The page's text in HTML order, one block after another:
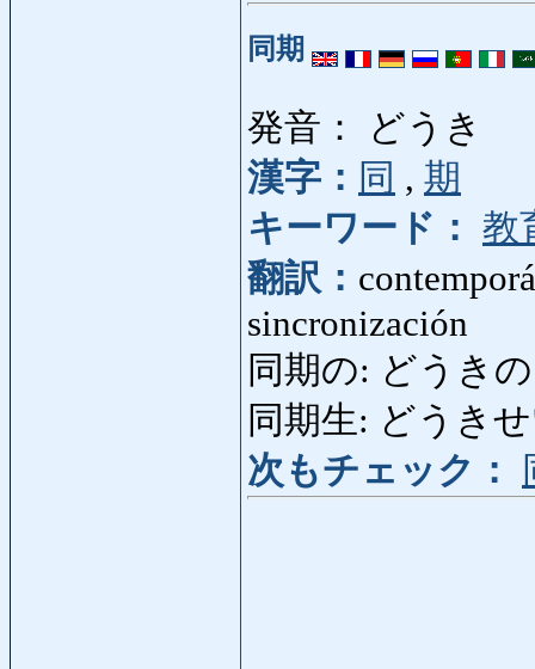
同期
発音： どうき
漢字： 同 , 期
キーワード： 教
翻訳：
sincronización
同期の: どうきの
同期生: どうき
次もチェック：